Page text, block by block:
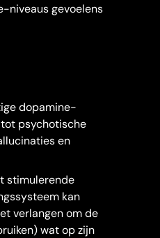
niveaus gevoelens
dopamine-
psychotische
en
stimulerende
kan
verlangen om de
wat op zijn